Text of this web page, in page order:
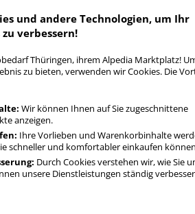
Din Lang ohne Fenster
Preis. Finden Sie schnell
haftklebend ohne
und andere Technologien, um Ihr
verbessern!
Thüringen, ihrem Alpedia Marktplatz!
zu bieten, verwenden wir Cookies. Die
Wir können Ihnen auf Sie zugeschnittene
anzeigen.
Ihre Vorlieben und Warenkorbinhalte
schneller und komfortabler einkaufen
Durch Cookies verstehen wir, wie Sie
unsere Dienstleistungen ständig